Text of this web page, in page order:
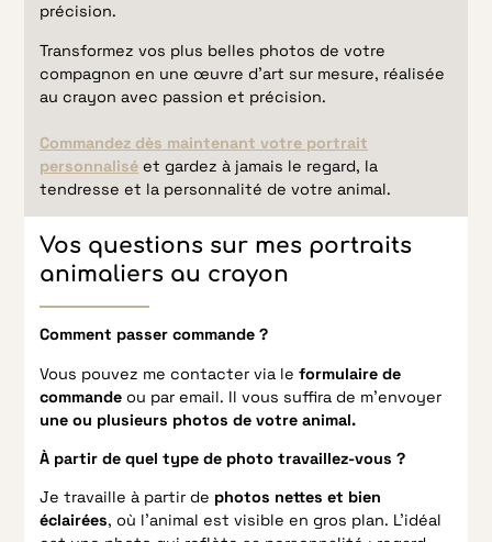
précision.
Transformez vos plus belles photos de votre
compagnon en une œuvre d’art sur mesure, réalisée
au crayon avec passion et précision.
Commandez dès maintenant votre portrait
personnaliséet gardez à jamais le regard, la
tendresse et la personnalité de votre animal.
Vos questions sur mes portraits
animaliers au crayon
Comment passer commande ?
Vous pouvez me contacter via le formulaire de
commandeou par email. Il vous suffira de m’envoyer
une ou plusieurs photos de votre animal.
À partir de quel type de photo travaillez-vous ?
Je travaille à partir de photos nettes et bien
éclairées, où l’animal est visible en gros plan. L’idéal